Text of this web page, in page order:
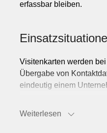
erfassbar bleiben.
Visitenkarten werden
Übergabe von
eindeutig einem
Formate,
Weiterlesen